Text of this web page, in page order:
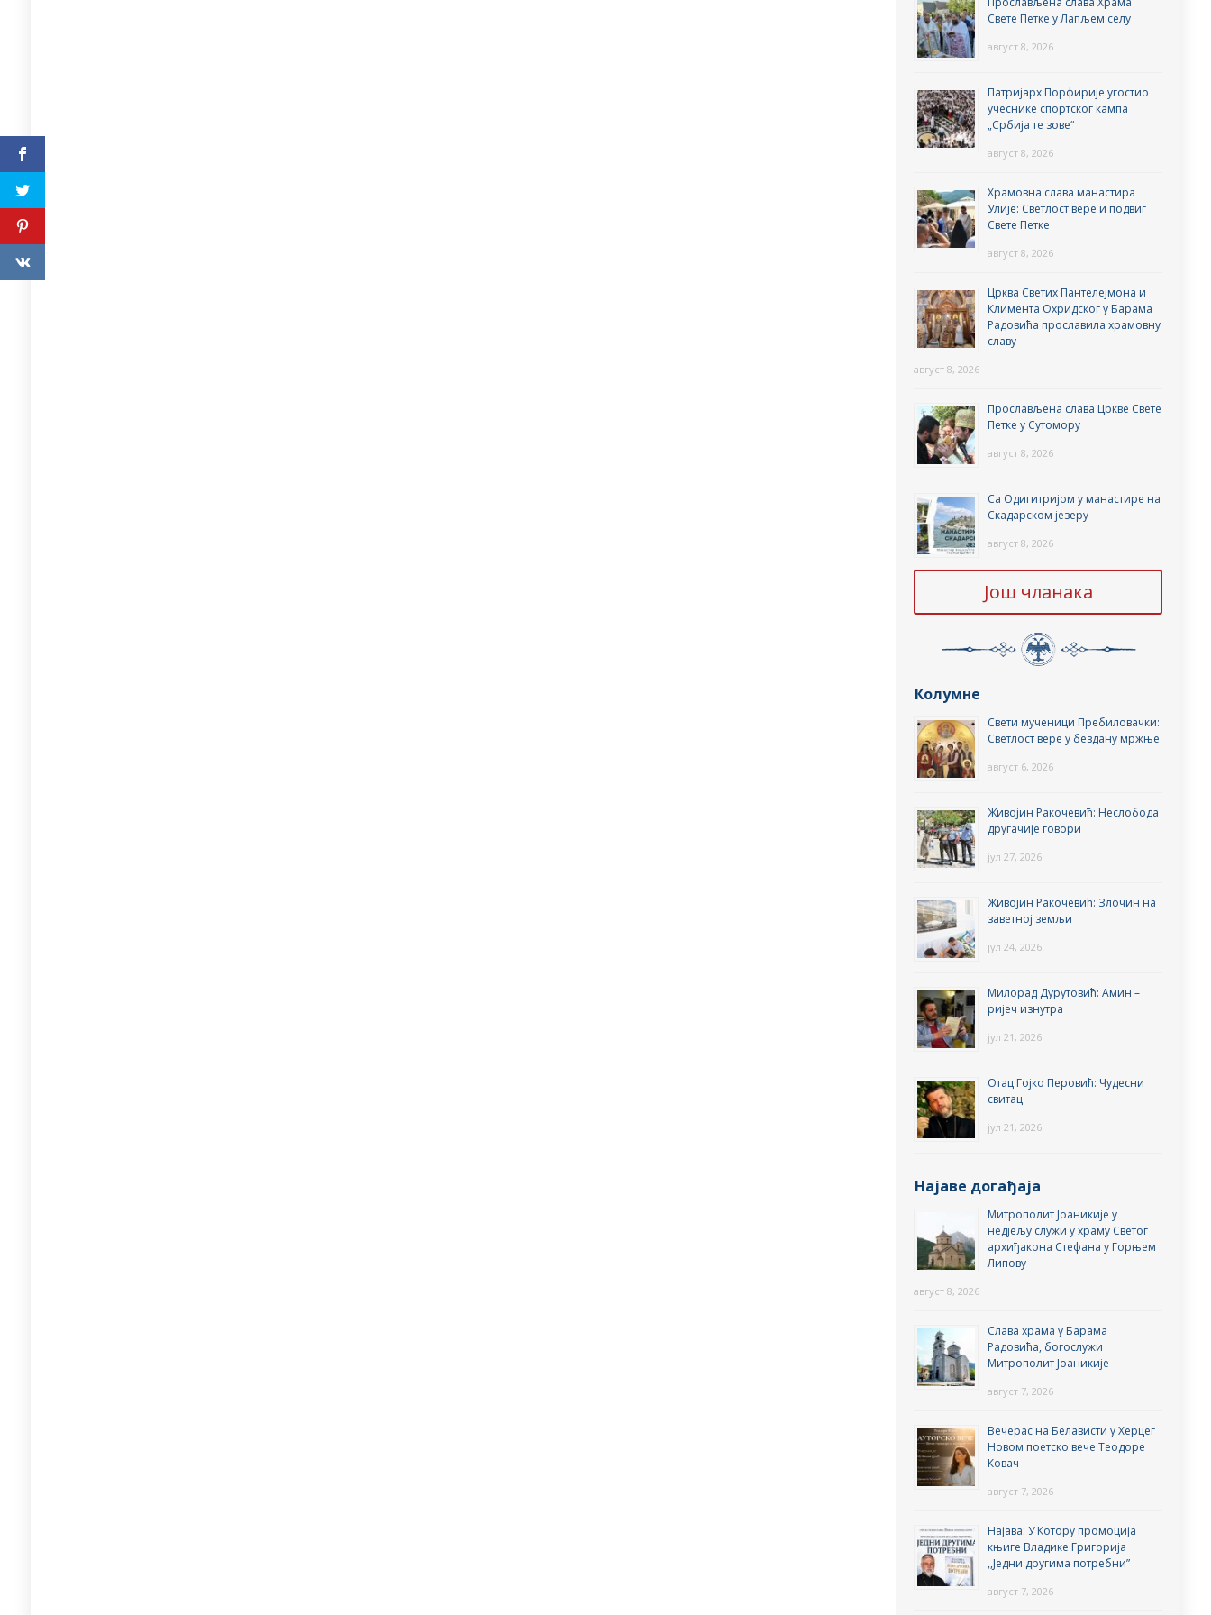
Свете Петке у Лапљем селу
август 8, 2026
Патријарх Порфирије угостио
учеснике спортског кампа
„Србија те зове“
август 8, 2026
Храмовна слава манастира
Улије: Светлост вере и подвиг
Свете Петке
август 8, 2026
Црква Светих Пантелејмона и
Климента Охридског у Барама
Радовића прославила храмовну
славу
август 8, 2026
Прослављена слава Цркве Свете
Петке у Сутомору
август 8, 2026
Са Одигитријом у манастире на
Скадарском језеру
август 8, 2026
Још чланака
Колумне
Свети мученици Пребиловачки:
Светлост вере у бездану мржње
август 6, 2026
Живојин Ракочевић: Неслобода
другачије говори
јул 27, 2026
Живојин Ракочевић: Злочин на
заветној земљи
јул 24, 2026
Милорад Дурутовић: Амин –
ријеч изнутра
јул 21, 2026
Отац Гојко Перовић: Чудесни
свитац
јул 21, 2026
Најаве догађаја
Митрополит Јоаникије у
недјељу служи у храму Светог
архиђакона Стефана у Горњем
Липову
август 8, 2026
Слава храма у Барама
Радовића, богослужи
Митрополит Јоаникије
август 7, 2026
Вечерас на Белависти у Херцег
Новом поетско вече Теодоре
Ковач
август 7, 2026
Најава: У Котору промоција
књиге Владике Григорија
,,Једни другима потребни”
август 7, 2026